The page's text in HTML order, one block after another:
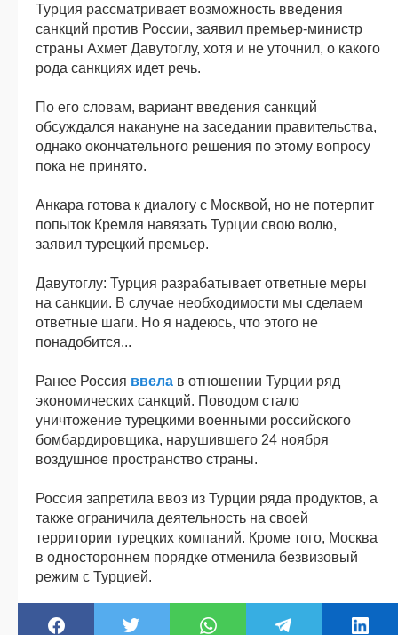
Турция рассматривает возможность введения
санкций против России, заявил премьер-министр
страны Ахмет Давутоглу, хотя и не уточнил, о какого
рода санкциях идет речь.
По его словам, вариант введения санкций
обсуждался накануне на заседании правительства,
однако окончательного решения по этому вопросу
пока не принято.
Анкара готова к диалогу с Москвой, но не потерпит
попыток Кремля навязать Турции свою волю,
заявил турецкий премьер.
Давутоглу: Турция разрабатывает ответные меры
на санкции. В случае необходимости мы сделаем
ответные шаги. Но я надеюсь, что этого не
понадобится...
Ранее Россия ввела в отношении Турции ряд
экономических санкций. Поводом стало
уничтожение турецкими военными российского
бомбардировщика, нарушившего 24 ноября
воздушное пространство страны.
Россия запретила ввоз из Турции ряда продуктов, а
также ограничила деятельность на своей
территории турецких компаний. Кроме того, Москва
в одностороннем порядке отменила безвизовый
режим с Турцией.